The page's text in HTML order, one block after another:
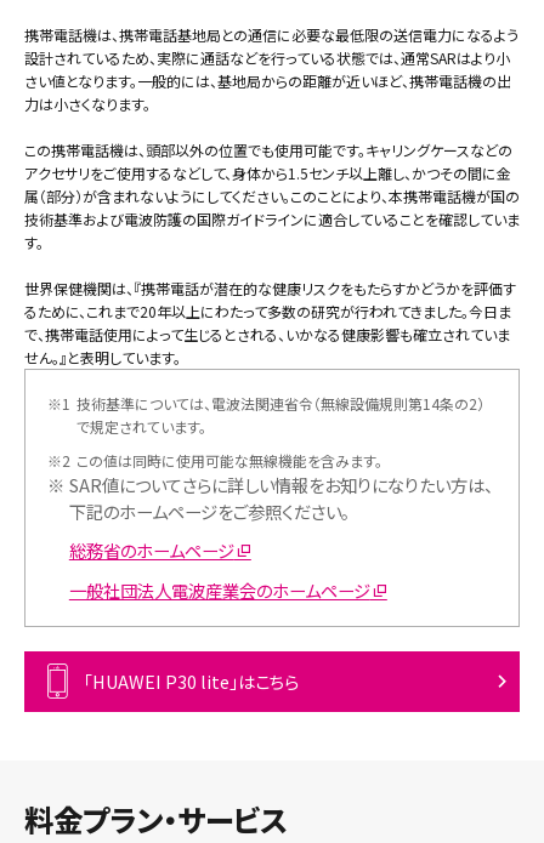
携帯電話機は、携帯電話基地局との通信に必要な最低限の送信電力になるよう
設計されているため、実際に通話などを行っている状態では、通常SARはより小
さい値となります。一般的には、基地局からの距離が近いほど、携帯電話機の出
力は小さくなります。
この携帯電話機は、頭部以外の位置でも使用可能です。キャリングケースなどの
アクセサリをご使用するなどして、身体から1.5センチ以上離し、かつその間に金
属（部分）が含まれないようにしてください。このことにより、本携帯電話機が国の
技術基準および電波防護の国際ガイドラインに適合していることを確認していま
す。
世界保健機関は、『携帯電話が潜在的な健康リスクをもたらすかどうかを評価す
るために、これまで20年以上にわたって多数の研究が行われてきました。今日ま
で、携帯電話使用によって生じるとされる、いかなる健康影響も確立されていま
せん。』と表明しています。
※1 技術基準については、電波法関連省令（無線設備規則第14条の2）
で規定されています。
※2 この値は同時に使用可能な無線機能を含みます。
※ SAR値についてさらに詳しい情報をお知りになりたい方は、
下記のホームページをご参照ください。
総務省のホームページ
一般社団法人電波産業会のホームページ
「HUAWEI P30 lite」はこちら
料金プラン・サービス